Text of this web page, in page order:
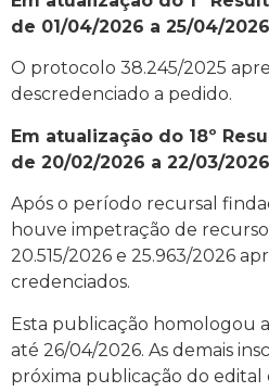
de 01/04/2026 a 25/04/
O protocolo 38.245/2025
descredenciado a pedido.
Em atualização do 18º
de 20/02/2026 a 22/03/
Após o período recursal
houve impetração de
20.515/2026 e 25.963/2026
credenciados.
Esta publicação homologou
até 26/04/2026. As demais
próxima publicação do